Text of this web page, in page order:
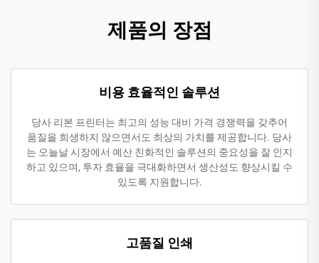
제품의 장점
비용 효율적인 솔루션
당사 리본 프린터는 최고의 성능 대비 가격 경쟁력을 갖추어
품질을 희생하지 않으면서도 최상의 가치를 제공합니다. 당사
는 오늘날 시장에서 예산 친화적인 솔루션의 중요성을 잘 인지
하고 있으며, 투자 효율을 극대화하면서 생산성도 향상시킬 수
있도록 지원합니다.
고품질 인쇄